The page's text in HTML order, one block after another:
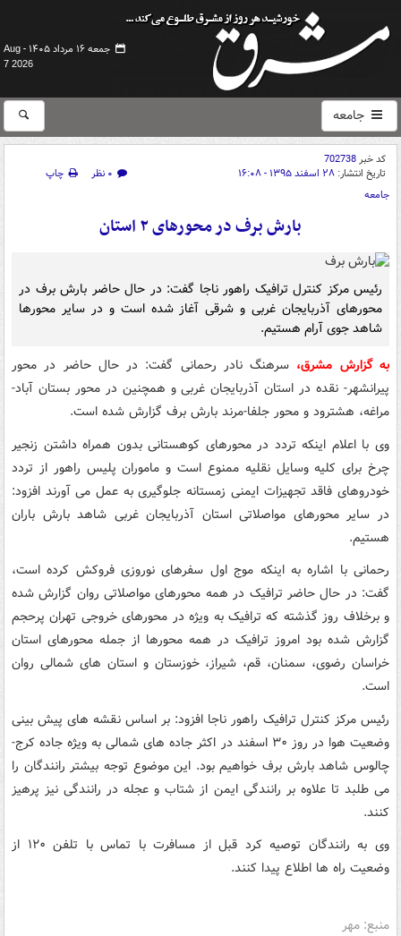
جمعه ۱۶ مرداد ۱۴۰۵ -
Aug
7 2026
جامعه
کد خبر702738
تاریخ انتشار: ۲۸ اسفند ۱۳۹۵ - ۱۶:۰۸ ۰ نظر
چاپ
جامعه
بارش برف در محورهای ۲ استان
رئیس مرکز کنترل ترافیک راهور ناجا گفت: در حال حاضر بارش برف در
محورهای آذربایجان غربی و شرقی آغاز شده است و در سایر محورها
شاهد جوی آرام هستیم.
به گزارش مشرق، سرهنگ نادر رحمانی گفت: در حال حاضر در محور
پیرانشهر- نقده در استان آذربایجان غربی و همچنین در محور بستان آباد-
مراغه، هشترود و محور جلفا-مرند بارش برف گزارش شده است.
وی با اعلام اینکه تردد در محورهای کوهستانی بدون همراه داشتن زنجیر
چرخ برای کلیه وسایل نقلیه ممنوع است و ماموران پلیس راهور از تردد
خودروهای فاقد تجهیزات ایمنی زمستانه جلوگیری به عمل می آورند افزود:
در سایر محورهای مواصلاتی استان آذربایجان غربی شاهد بارش باران
هستیم.
رحمانی با اشاره به اینکه موج اول سفرهای نوروزی فروکش کرده است،
گفت: در حال حاضر ترافیک در همه محورهای مواصلاتی روان گزارش شده
و برخلاف روز گذشته که ترافیک به ویژه در محورهای خروجی تهران پرحجم
گزارش شده بود امروز ترافیک در همه محورها از جمله محورهای استان
خراسان رضوی، سمنان، قم، شیراز، خوزستان و استان های شمالی روان
است.
رئیس مرکز کنترل ترافیک راهور ناجا افزود: بر اساس نقشه های پیش بینی
وضعیت هوا در روز ۳۰ اسفند در اکثر جاده های شمالی به ویژه جاده کرج-
چالوس شاهد بارش برف خواهیم بود. این موضوع توجه بیشتر رانندگان را
می طلبد تا علاوه بر رانندگی ایمن از شتاب و عجله در رانندگی نیز پرهیز
کنند.
وی به رانندگان توصیه کرد قبل از مسافرت با تماس با تلفن ۱۲۰ از
وضعیت راه ها اطلاع پیدا کنند.
منبع: مهر